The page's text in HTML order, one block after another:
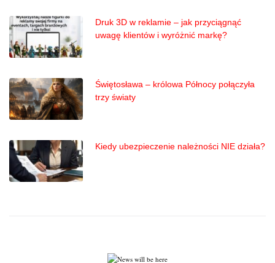
Druk 3D w reklamie – jak przyciągnąć
uwagę klientów i wyróżnić markę?
Świętosława – królowa Północy połączyła
trzy światy
Kiedy ubezpieczenie należności NIE działa?